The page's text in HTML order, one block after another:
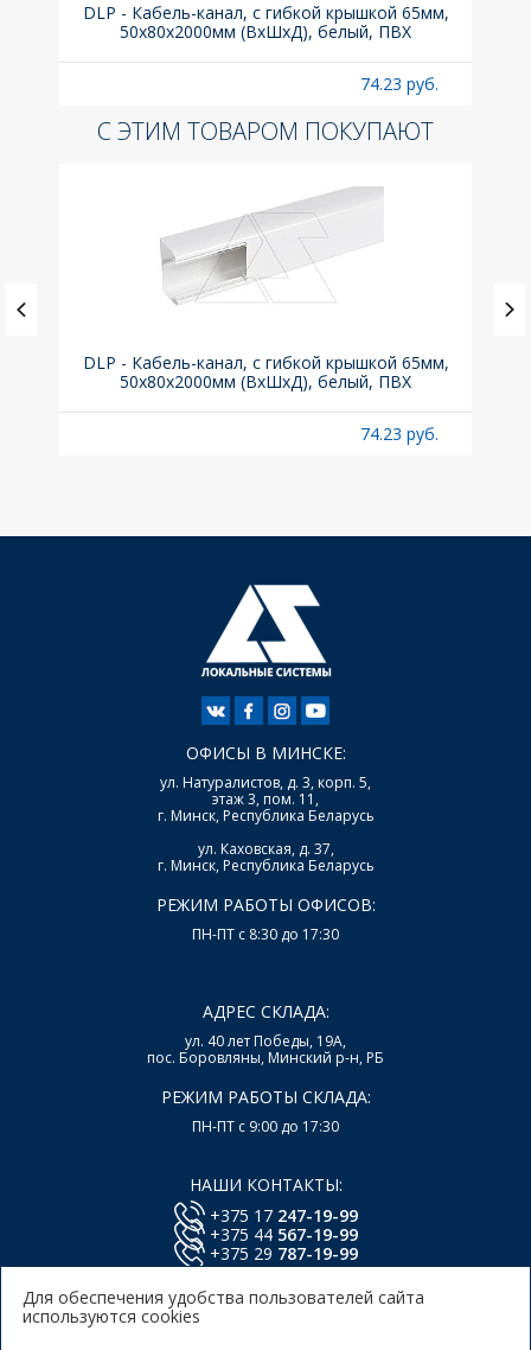
DLP - Кабель-канал, с гибкой крышкой 65мм,
50x80х2000мм (ВхШхД), белый, ПВХ
74.23 руб.
С ЭТИМ ТОВАРОМ ПОКУПАЮТ
DLP - Кабель-канал, с гибкой крышкой 65мм,
50x80х2000мм (ВхШхД), белый, ПВХ
74.23 руб.
ОФИСЫ В МИНСКЕ:
ул. Натуралистов, д. 3, корп. 5,
этаж 3, пом. 11,
г. Минск, Республика Беларусь
ул. Каховская, д. 37,
г. Минск, Республика Беларусь
РЕЖИМ РАБОТЫ ОФИСОВ:
ПН-ПТ с 8:30 до 17:30
АДРЕС СКЛАДА:
ул. 40 лет Победы, 19А,
пос. Боровляны, Минский р-н, РБ
РЕЖИМ РАБОТЫ СКЛАДА:
ПН-ПТ с 9:00 до 17:30
НАШИ КОНТАКТЫ:
+375 17 247-19-99
+375 44 567-19-99
+375 29 787-19-99
Для обеспечения удобства пользователей сайта
используются cookies